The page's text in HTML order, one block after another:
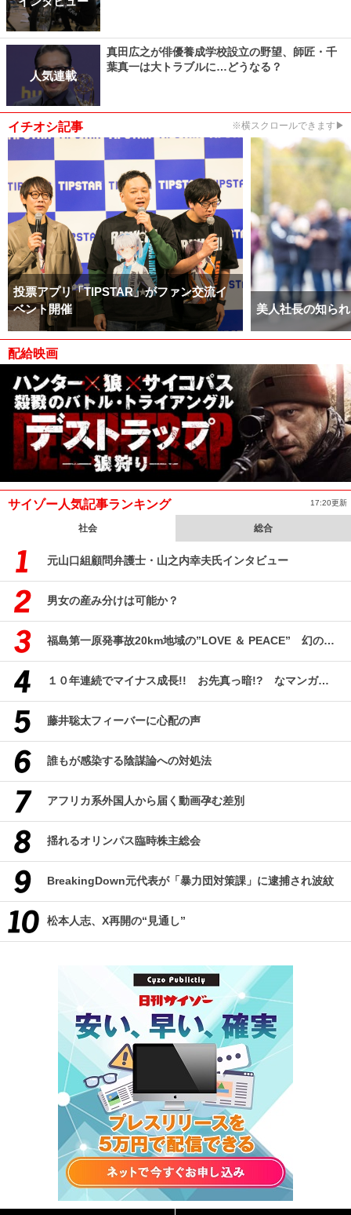
人気連載
真田広之が俳優養成学校設立の野望、師匠・千
葉真一は大トラブルに…どうなる？
イチオシ記事 ※横スクロールできます▶
投票アプリ「TIPSTAR」がファン交流イ
ベント開催
美人社長の知ら
配給映画
サイゾー人気記事ランキング 17:20更新
社会 総合
元山口組顧問弁護士・山之内幸夫氏インタビュー
男女の産み分けは可能か？
福島第一原発事故20km地域の”LOVE ＆ PEACE” 幻のコミューン「獏原人村」の現在
１０年連続でマイナス成長!! お先真っ暗!? なマンガ産業研究
藤井聡太フィーバーに心配の声
誰もが感染する陰謀論への対処法
アフリカ系外国人から届く動画孕む差別
揺れるオリンパス臨時株主総会
BreakingDown元代表が「暴力団対策課」に逮捕され波紋
松本人志、X再開の“見通し”